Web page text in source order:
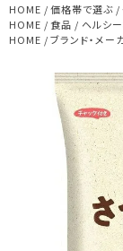
HOME
価格帯で選ぶ
HOME
食品 ヘルシ
HOME
ブランド・メー